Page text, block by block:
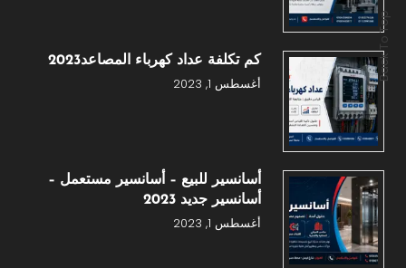
كم تكلفة عداد كهرباء المصاعد2023
أغسطس 1, 2023
أسانسير للبيع – أسانسير مستعمل –
أسانسير جديد 2023
أغسطس 1, 2023
Back To Top